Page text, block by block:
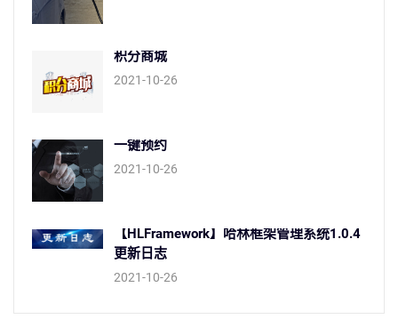
积分商城
2021-10-26
一键预约
2021-10-26
【HLFramework】哈林框架管理系统1.0.4
更新日志
2021-10-26